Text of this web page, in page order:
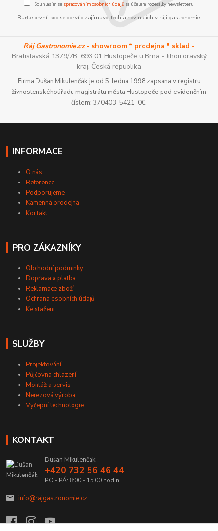
Souhlasím se zpracováním osobních údajůza účelem rozesílky newsletteru.
Buďte první, kdo se dozví o zajímavostech a novinkách v ráji gastronomie.
Ráj Gastronomie.cz- showroom * prodejna * sklad -
Bratislavská 1379/7B, 693 01 Hustopeče u Brna - Jihomoravský
kraj, Česká republika
Firma Dušan Mikulenčák je od 5. ledna 1998 zapsána v registru
živnostenskéhoúřadu magistrátu města Hustopeče pod evidenčním
číslem: 370403-5421-00.
INFORMACE
O nás
Reference
Podporujeme
Kamenná prodejna
Kontakt
PRO ZÁKAZNÍKY
Obchodní podmínky
Doprava a platba
Reklamace zboží
Ochrana osobních údajů
Ke stažení
SLUŽBY
Projektování
Půjčovna chlazení
Montáž a servis
Nerezová výroba
Výčepní technologie
KONTAKT
Dušan Mikulenčák
+420 732 56 46 44
PO - PÁ: 8:00 - 15:00 hodin
info@rajgastronomie.cz